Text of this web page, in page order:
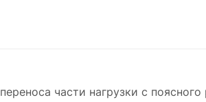
части нагрузки с